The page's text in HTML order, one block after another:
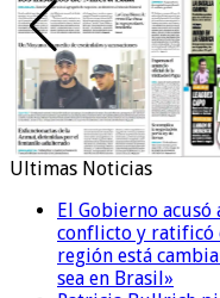
Ultimas Noticias
El Gobierno
conflicto y ratificó
región está
sea en Brasil»